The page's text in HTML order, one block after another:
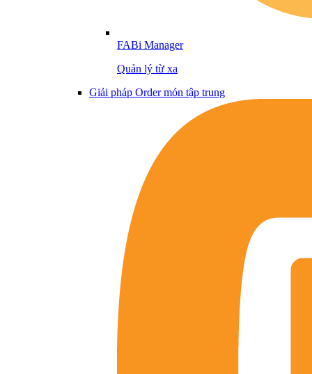
FABi Manager
Quản lý từ xa
Giải pháp Order món tập trung